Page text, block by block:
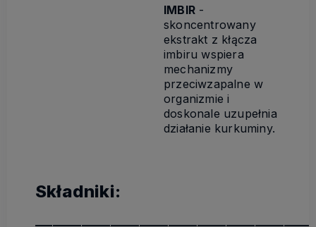
IMBIR -
skoncentrowany
ekstrakt z kłącza
imbiru wspiera
mechanizmy
przeciwzapalne w
organizmie i
doskonale uzupełnia
działanie kurkuminy.
Składniki: